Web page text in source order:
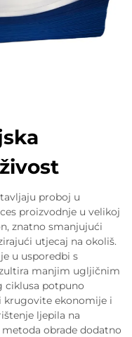
proboj u
proizvodnje u velikoj
znatno smanjujući
utjecaj na okoliš.
u usporedbi s
manjim ugljičnim
ciklusa potpuno
krugovite ekonomije i
ljepila na
obrade dodatno